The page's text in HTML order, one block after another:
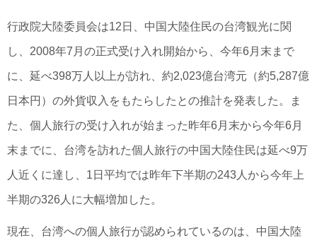
行政院大陸委員会は12日、中国大陸住民の台湾観光に関
し、2008年7月の正式受け入れ開始から、今年6月末まで
に、延べ398万人以上が訪れ、約2,023億台湾元（約5,287億
日本円）の外貨収入をもたらしたとの推計を発表した。ま
た、個人旅行の受け入れが始まった昨年6月末から今年6月
末までに、台湾を訪れた個人旅行の中国大陸住民は延べ9万
人近くに達し、1日平均では昨年下半期の243人から今年上
半期の326人に大幅増加した。
現在、台湾への個人旅行が認められているのは、中国大陸